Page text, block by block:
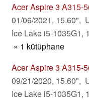
Acer Aspire 3 A315-
01/06/2021, 15.60",
Ice Lake i5-1035G1,
» 1 kütüphane
Acer Aspire 3 A315-
09/21/2020, 15.60",
Ice Lake i5-1035G1,